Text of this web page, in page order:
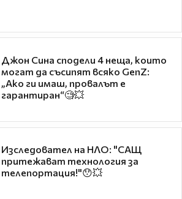
Джон Сина сподели 4 неща, които
могат да съсипят всяко GenZ:
„Ако ги имаш, провалът е
гарантиран“🧐💥
Изследовател на НЛО: "САЩ
притежават технология за
телепортация!"😯💥